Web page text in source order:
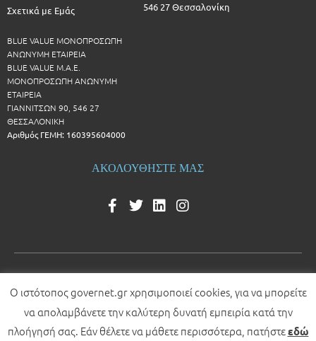
Σχετικά με Εμάς
BLUE VALUE ΜΟΝΟΠΡΟΣΩΠΗ
ΑΝΩΝΥΜΗ ΕΤΑΙΡΕΙΑ
BLUE VALUE Μ.Α.Ε.
ΜΟΝΟΠΡΟΣΩΠΗ ΑΝΩΝΥΜΗ
ΕΤΑΙΡΕΙΑ
ΓΙΑΝΝΙΤΣΩΝ 90, 546 27
ΘΕΣΣΑΛΟΝΙΚΗ
Αριθμός ΓΕΜΗ: 160395604000
546 27 Θεσσαλονίκη
ΑΚΟΛΟΥΘΗΣΤΕ ΜΑΣ
© 2026 All rights reserved
Development by
Ο ιστότοπος governet.gr χρησιμοποιεί cookies, για να μπορείτε
να απολαμβάνετε την καλύτερη δυνατή εμπειρία κατά την
πλοήγησή σας. Εάν θέλετε να μάθετε περισσότερα, πατήστεεδώ